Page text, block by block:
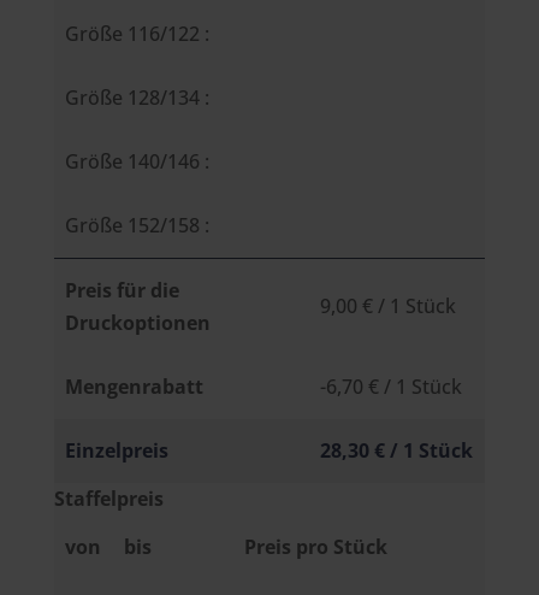
Größe 116/122 :
Größe 128/134 :
Größe 140/146 :
Größe 152/158 :
Preis für die
Druckoptionen
9,00 € / 1 Stück
Mengenrabatt -6,70 € / 1 Stück
Einzelpreis 28,30 €/ 1 Stück
Staffelpreis
von
bis Preis pro Stück